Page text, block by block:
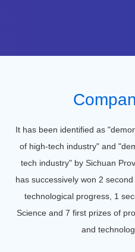
It has been identified as
of high-tech industry" and
tech industry" by Sichuan
has successively won 2
technological progress, 1
Science and 7 first prizes of
and